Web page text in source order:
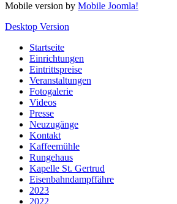
Mobile version by Mobile Joomla!
Desktop Version
Startseite
Einrichtungen
Eintrittspreise
Veranstaltungen
Fotogalerie
Videos
Presse
Neuzugänge
Kontakt
Kaffeemühle
Rungehaus
Kapelle St. Gertrud
Eisenbahndampffähre
2023
2022